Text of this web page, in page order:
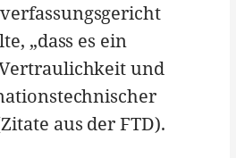
„dass es ein
und
aus der FTD).